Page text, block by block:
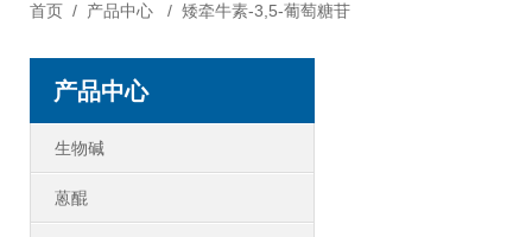
首页/ 产品中心/ 矮牵牛素-3,5-葡萄糖苷
产品中心
生物碱
蒽醌